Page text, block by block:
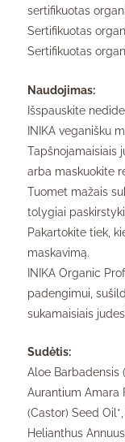
sertifikuotas
Sertifikuotas
Sertifikuotas
Naudojimas:
Išspauskite
INIKA veganišku
Tapšnojamaisiais
arba maskuokite
Tuomet mažais
tolygiai
Pakartokite tiek,
maskavimą.
INIKA Organic
padengimui,
sukamaisiais
Sudėtis:
Aloe Barbadensis
Aurantium Amara
(Castor) Seed
Helianthus